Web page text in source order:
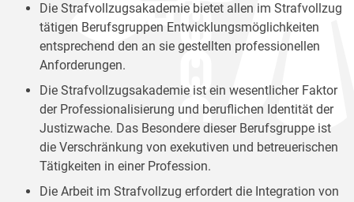
Die Strafvollzugsakademie bietet allen im Strafvollzug
tätigen Berufsgruppen Entwicklungsmöglichkeiten
entsprechend den an sie gestellten professionellen
Anforderungen.
Die Strafvollzugsakademie ist ein wesentlicher Faktor
der Professionalisierung und beruflichen Identität der
Justizwache. Das Besondere dieser Berufsgruppe ist
die Verschränkung von exekutiven und betreuerischen
Tätigkeiten in einer Profession.
Die Arbeit im Strafvollzug erfordert die Integration von